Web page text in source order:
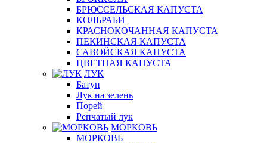
БРЮССЕЛЬСКАЯ КАПУСТА
КОЛЬРАБИ
КРАСНОКОЧАННАЯ КАПУСТА
ПЕКИНСКАЯ КАПУСТА
САВОЙСКАЯ КАПУСТА
ЦВЕТНАЯ КАПУСТА
ЛУК
Батун
Лук на зелень
Порей
Репчатый лук
МОРКОВЬ
МОРКОВЬ